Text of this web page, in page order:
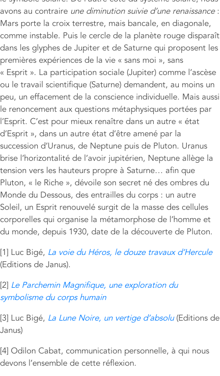
avons au contraire une diminution suivie d’une renaissance :
Mars porte la croix terrestre, mais bancale, en diagonale,
comme instable. Puis le cercle de la planète rouge disparaît
dans les glyphes de Jupiter et de Saturne qui proposent les
premières expériences de la vie « sans moi », sans
« Esprit ». La participation sociale (Jupiter) comme l’ascèse
ou le travail scientifique (Saturne) demandent, au moins un
peu, un effacement de la conscience individuelle. Mais aussi
le renoncement aux questions métaphysiques portées par
l’Esprit. C’est pour mieux renaître dans un autre « état
d’Esprit », dans un autre état d’être amené par la
succession d’Uranus, de Neptune puis de Pluton. Uranus
brise l’horizontalité de l’avoir jupitérien, Neptune allège la
tension vers les hauteurs propre à Saturne… afin que
Pluton, « le Riche », dévoile son secret né des ombres du
Monde du Dessous, des entrailles du corps : un autre
Soleil, un Esprit renouvelé surgit de la masse des cellules
corporelles qui organise la métamorphose de l’homme et
du monde, depuis 1930, date de la découverte de Pluton.
[1] Luc Bigé, La voie du Héros, le douze travaux d’Hercule
(Editions de Janus).
[2] Le Parchemin Magnifique, une exploration du
symbolisme du corps humain
[3] Luc Bigé, La Lune Noire, un vertige d’absolu (Editions de
Janus)
[4] Odilon Cabat, communication personnelle, à qui nous
devons l’ensemble de cette réflexion.